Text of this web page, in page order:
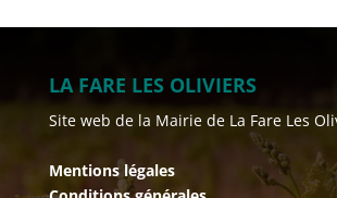
LA FARE LES OLIVIERS
Site web de la Mairie de La Fare Les
Mentions légales